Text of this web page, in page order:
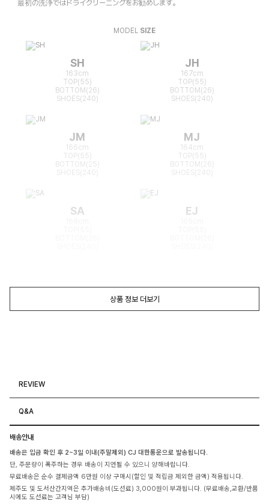
最初の洗浄ではドライクリーニングをお勧めします。
MODEL SIZE
SH
163cm
TOP(55)
BOTTOM(26)
SHOES(240)
JH
167cm
TOP(55)
BOTTOM(26)
SHOES(240)
JM
166cm
TOP(55)
BOTTOM(25)
MJ
164cm
TOP(55)
BOTTOM(26)
SA EJ
상품 정보 더보기
REVIEW
Q&A
배송안내
배송은 입금 확인 후 2~3일 이내(주말제외) CJ 대한통운으로 발송됩니다.
단, 주문량이 폭주하는 경우 배송이 지연될 수 있으니 양해바랍니다.
무료배송은 순수 결제금액 6만원 이상 구매시(할인 및 적립금 제외한 금액) 적용됩니다.
제주도 및 도서산간지역은 추가배송비(도선료) 3,000원이 부과됩니다. (무료배송,교환/반품
시에도 도선료는 고객님 부담)